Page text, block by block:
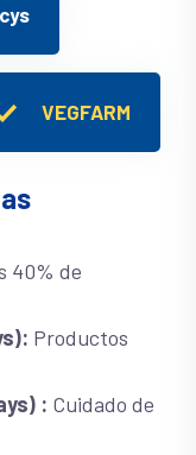
VEGFARM
40% de
Productos
: Cuidado de